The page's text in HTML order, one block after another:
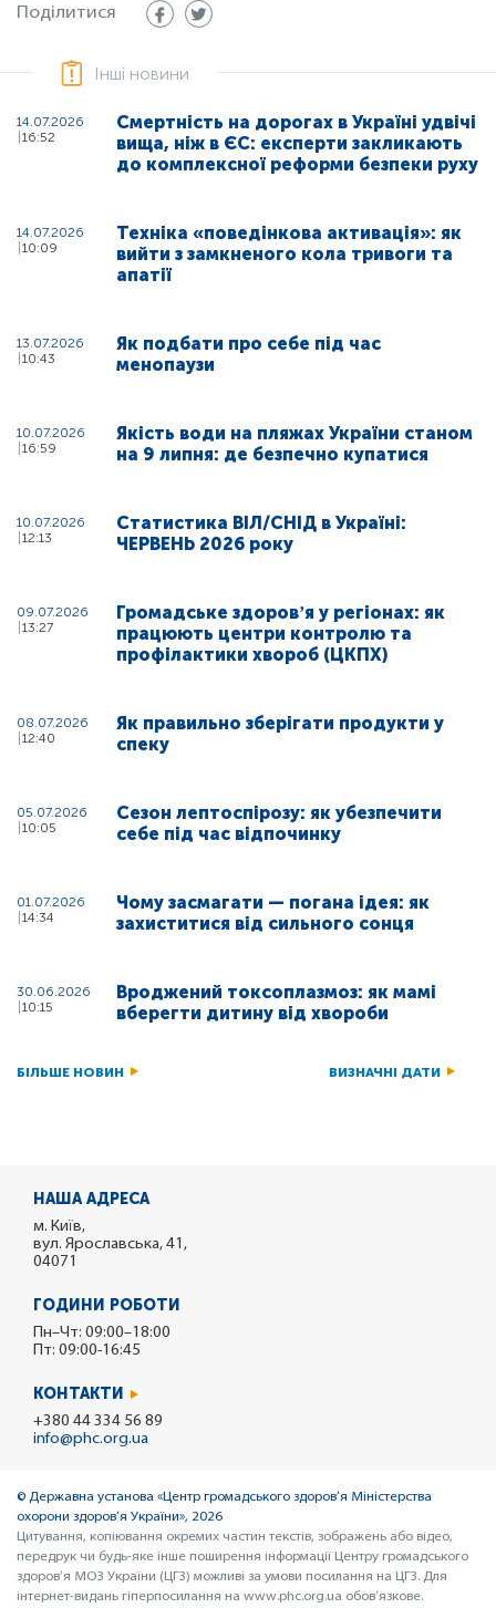
Поділитися
Інші новини
14.07.2026
16:52
Смертність на дорогах в Україні удвічі
вища, ніж в ЄС: експерти закликають
до комплексної реформи безпеки руху
14.07.2026
10:09
Техніка «поведінкова активація»: як
вийти з замкненого кола тривоги та
апатії
13.07.2026
10:43
Як подбати про себе під час
менопаузи
10.07.2026
16:59
Якість води на пляжах України станом
на 9 липня: де безпечно купатися
10.07.2026
12:13
Статистика ВІЛ/СНІД в Україні:
ЧЕРВЕНЬ 2026 року
09.07.2026
13:27
Громадське здоровʼя у регіонах: як
працюють центри контролю та
профілактики хвороб (ЦКПХ)
08.07.2026
12:40
Як правильно зберігати продукти у
спеку
05.07.2026
10:05
Сезон лептоспірозу: як убезпечити
себе під час відпочинку
01.07.2026
14:34
Чому засмагати — погана ідея: як
захиститися від сильного сонця
30.06.2026
10:15
Вроджений токсоплазмоз: як мамі
вберегти дитину від хвороби
БІЛЬШЕ НОВИН ВИЗНАЧНІ ДАТИ
НАША АДРЕСА
м. Київ,
вул. Ярославська, 41,
04071
ГОДИНИ РОБОТИ
Пн–Чт: 09:00–18:00
Пт: 09:00-16:45
КОНТАКТИ
+380 44 334 56 89
info@phc.org.ua
© Державна установа «Центр громадського здоров’я Міністерства
охорони здоров’я України», 2026
Цитування, копіювання окремих частин текстів, зображень або відео,
передрук чи будь-яке інше поширення інформації Центру громадського
здоров’я МОЗ України (ЦГЗ) можливі за умови посилання на ЦГЗ. Для
інтернет-видань гіперпосилання на www.phc.org.ua обов’язкове.